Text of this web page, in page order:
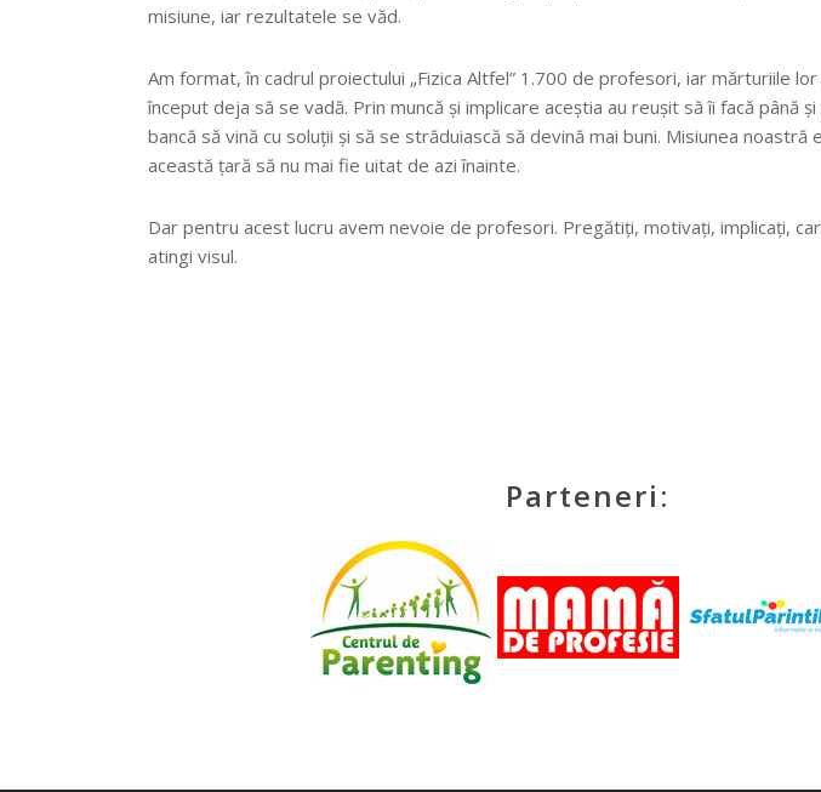
misiune, iar rezultatele se văd.
Am format, în cadrul proiectului „Fizica Altfel” 1.700 de profesori, iar mărturiile
început deja să se vadă. Prin muncă și implicare aceștia au reușit să îi facă până
bancă să vină cu soluții și să se străduiască să devină mai buni. Misiunea noastră
această țară să nu mai fie uitat de azi înainte.
Dar pentru acest lucru avem nevoie de profesori. Pregătiți, motivați, implicați,
atingi visul.
Parteneri: